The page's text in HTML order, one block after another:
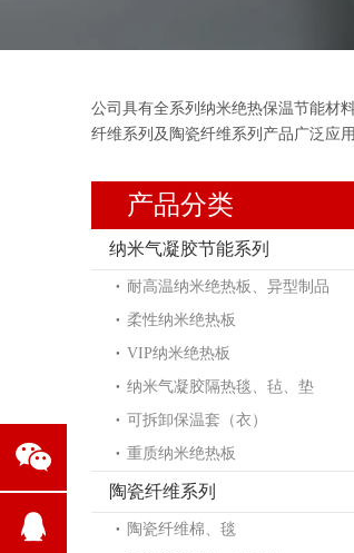
公司具有全系列纳米绝热保温节能材
纤维系列及陶瓷纤维系列产品广泛应
产品分类
纳米气凝胶节能系列
耐高温纳米绝热板、异型制品
柔性纳米绝热板
VIP纳米绝热板
纳米气凝胶隔热毯、毡、垫
可拆卸保温套（衣）
重质纳米绝热板
陶瓷纤维系列
陶瓷纤维棉、毯